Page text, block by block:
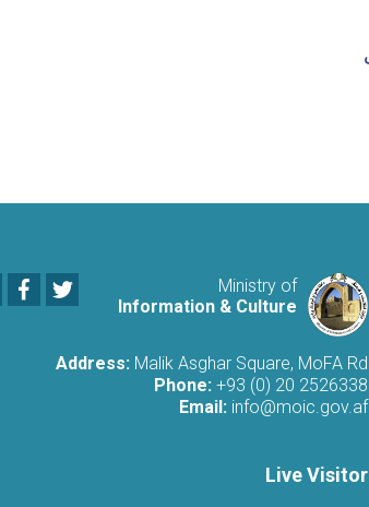
Ministry of
Information & Culture
Facebook
Address: Malik Asghar Square, MoFA Rd
Phone: +93 (0) 20 2526338
Email: info@moic.gov.af
Live Visitor